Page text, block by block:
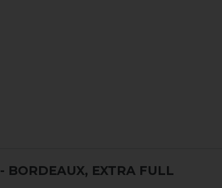
- BORDEAUX, EXTRA FULL